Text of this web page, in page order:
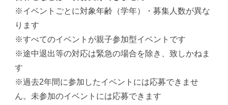
※イベントごとに対象年齢（学年）・募集人数が異な
ります
※すべてのイベントが親子参加型イベントです
※途中退出等の対応は緊急の場合を除き、致しかねま
す
※過去2年間に参加したイベントには応募できませ
ん。未参加のイベントには応募できます